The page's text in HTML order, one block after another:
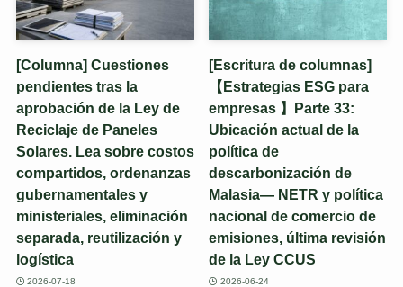
[Columna] Cuestiones
pendientes tras la
aprobación de la Ley de
Reciclaje de Paneles
Solares. Lea sobre costos
compartidos, ordenanzas
gubernamentales y
ministeriales, eliminación
separada, reutilización y
logística
2026-07-18
[Escritura de columnas]
【Estrategias ESG para
empresas 】Parte 33:
Ubicación actual de la
política de
descarbonización de
Malasia— NETR y política
nacional de comercio de
emisiones, última revisión
de la Ley CCUS
2026-06-24